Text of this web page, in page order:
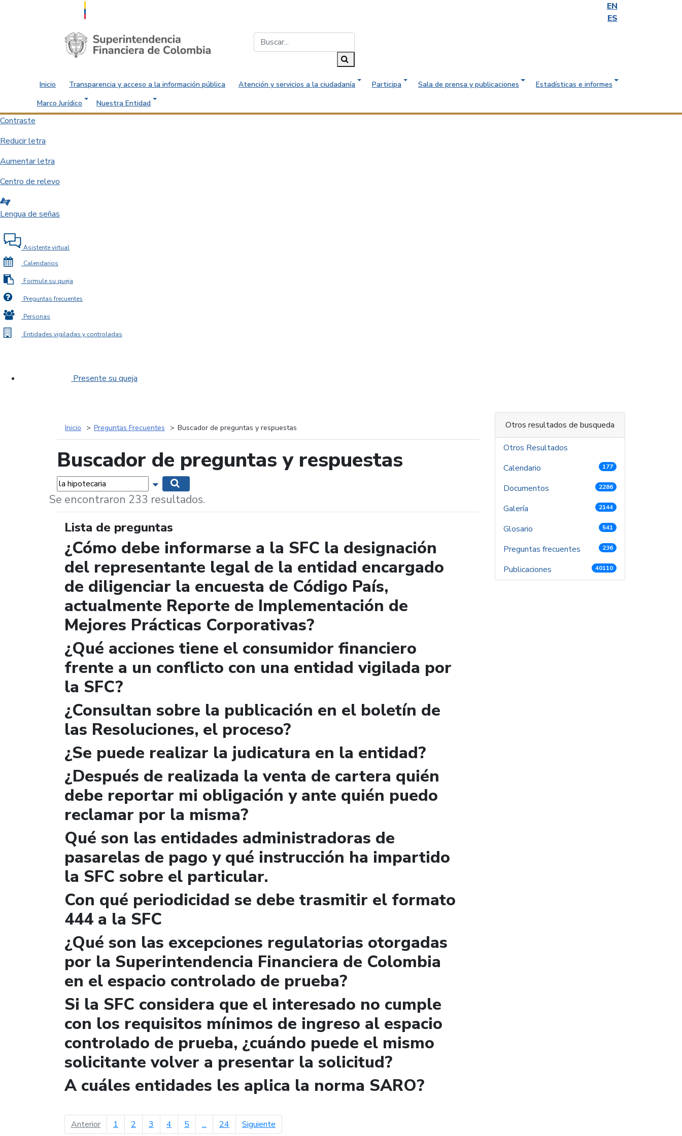
EN
ES
Saltar al contenido principal
Inicio Transparencia y acceso a la información pública Atención y servicios a la ciudadanía Participa Sala de prensa y publicaciones
Estadísticas e informes
Marco Jurídico
Nuestra Entidad
Contraste
Reducir letra
Aumentar letra
Centro de relevo
Lengua de señas
Asistente virtual
Calendarios
Formule su queja
Preguntas frecuentes
Personas
Entidades vigiladas y controladas
Presente su queja
Inicio Preguntas Frecuentes Buscador de preguntas y respuestas
Buscador de preguntas y respuestas
Palabras... Mostrar opciones de búsqueda
Se encontraron 233 resultados.
Lista de preguntas
¿Cómo debe informarse a la SFC la designación
del representante legal de la entidad encargado
de diligenciar la encuesta de Código País,
actualmente Reporte de Implementación de
Mejores Prácticas Corporativas?
¿Qué acciones tiene el consumidor financiero
frente a un conflicto con una entidad vigilada por
la SFC?
¿Consultan sobre la publicación en el boletín de
las Resoluciones, el proceso?
¿Se puede realizar la judicatura en la entidad?
¿Después de realizada la venta de cartera quién
debe reportar mi obligación y ante quién puedo
reclamar por la misma?
Qué son las entidades administradoras de
pasarelas de pago y qué instrucción ha impartido
la SFC sobre el particular.
Con qué periodicidad se debe trasmitir el formato
444 a la SFC
¿Qué son las excepciones regulatorias otorgadas
por la Superintendencia Financiera de Colombia
en el espacio controlado de prueba?
Si la SFC considera que el interesado no cumple
con los requisitos mínimos de ingreso al espacio
controlado de prueba, ¿cuándo puede el mismo
solicitante volver a presentar la solicitud?
A cuáles entidades les aplica la norma SARO?
Anteriorpágina anterior
1 2 3 4 5 ... 24 Siguiente
Otros resultados de busqueda
Otros Resultados
Calendario
177
Documentos 2286
Galería 2144
Glosario 541
Preguntas frecuentes 236
Publicaciones 40110